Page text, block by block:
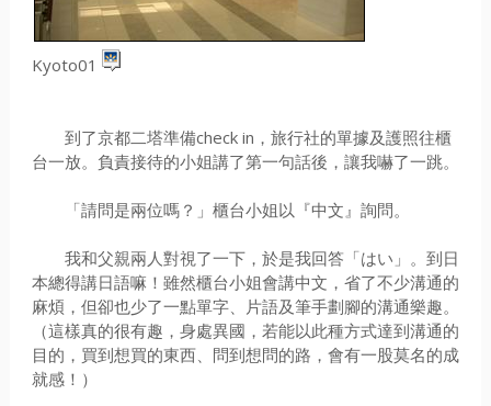
Kyoto01
到了京都二塔準備check in，旅行社的單據及護照往櫃
台一放。負責接待的小姐講了第一句話後，讓我嚇了一跳。
「請問是兩位嗎？」櫃台小姐以『中文』詢問。
我和父親兩人對視了一下，於是我回答「はい」。到日
本總得講日語嘛！雖然櫃台小姐會講中文，省了不少溝通的
麻煩，但卻也少了一點單字、片語及筆手劃腳的溝通樂趣。
（這樣真的很有趣，身處異國，若能以此種方式達到溝通的
目的，買到想買的東西、問到想問的路，會有一股莫名的成
就感！）